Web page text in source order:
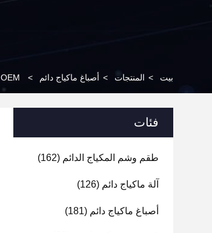
بيت > المنتجات > أصباغ ماكياج دائم > OEM تسمية خاصة ألمانيا تستورد الأصلي Microblading صبغات لون حبر الوشم حبر صبغة حبر الوشم
فئات
طقم وشم المكياج الدائم (162)
آلة ماكياج دائم (126)
أصباغ ماكياج دائم (181)